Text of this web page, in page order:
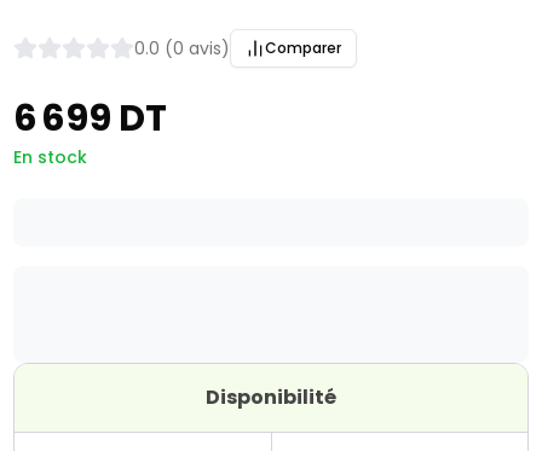
0.0 (0 avis) Comparer
6 699 DT
En stock
Disponibilité